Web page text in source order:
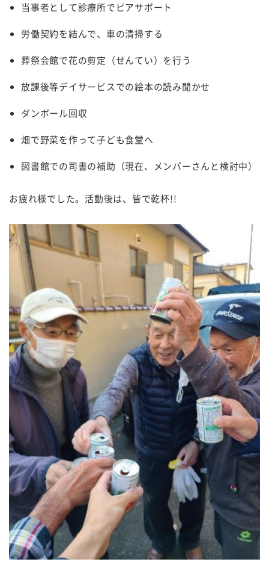
当事者として診療所でピアサポート
労働契約を結んで、車の清掃する
葬祭会館で花の剪定（せんてい）を行う
放課後等デイサービスでの絵本の読み聞かせ
ダンボール回収
畑で野菜を作って子ども食堂へ
図書館での司書の補助（現在、メンバーさんと検討中）
お疲れ様でした。活動後は、皆で乾杯!!